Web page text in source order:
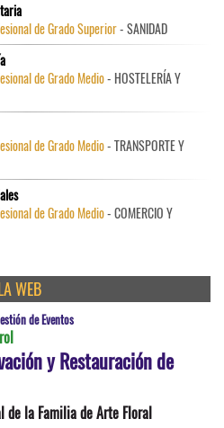
de Grado Superior- SANIDAD
de Grado Medio- HOSTELERÍA Y
de Grado Medio- TRANSPORTE Y
de Grado Medio- COMERCIO Y
WEB
de Eventos
y Restauración de
la Familia de Arte Floral